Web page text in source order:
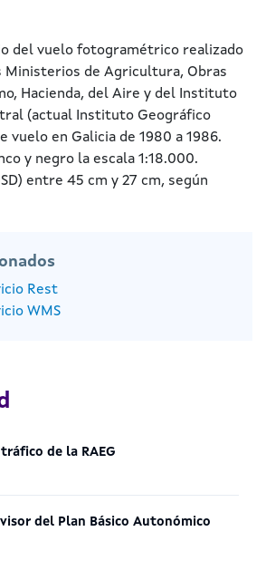
del vuelo fotogramétrico realizado
Ministerios de Agricultura, Obras
Hacienda, del Aire y del Instituto
(actual Instituto Geográfico
vuelo en Galicia de 1980 a 1986.
y negro la escala 1:18.000.
entre 45 cm y 27 cm, según
Rest
WMS
de la RAEG
del Plan Básico Autonómico